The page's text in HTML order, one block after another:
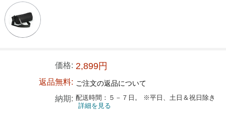
価格: 2,899円
返品無料: ご注文の返品について
納期: 配送時間：５－７日。 ※平日、土日＆祝日除き
詳細を見る